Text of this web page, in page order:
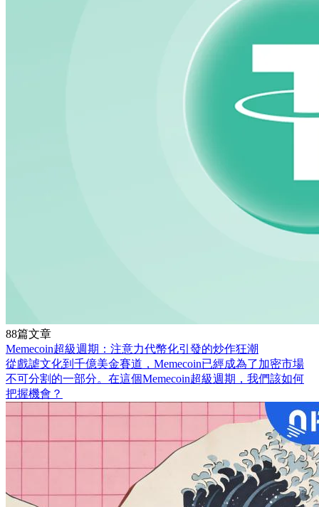
88篇文章
Memecoin超級週期：注意力代幣化引發的炒作狂潮
從戲謔文化到千億美金賽道，Memecoin已經成為了加密市場
不可分割的一部分。在這個Memecoin超級週期，我們該如何
把握機會？